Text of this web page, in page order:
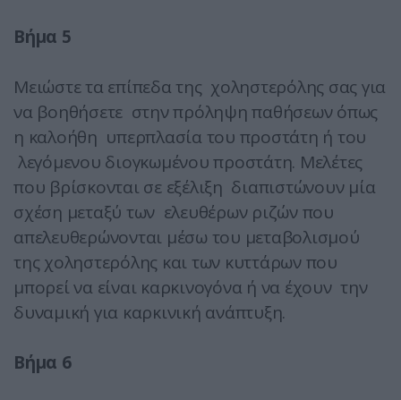
Βήμα 5
Μειώστε τα επίπεδα της χοληστερόλης σας για
να βοηθήσετε στην πρόληψη παθήσεων όπως
η καλοήθη υπερπλασία του προστάτη ή του
λεγόμενου διογκωμένου προστάτη. Μελέτες
που βρίσκονται σε εξέλιξη διαπιστώνουν μία
σχέση μεταξύ των ελευθέρων ριζών που
απελευθερώνονται μέσω του μεταβολισμού
της χοληστερόλης και των κυττάρων που
μπορεί να είναι καρκινογόνα ή να έχουν την
δυναμική για καρκινική ανάπτυξη.
Βήμα 6